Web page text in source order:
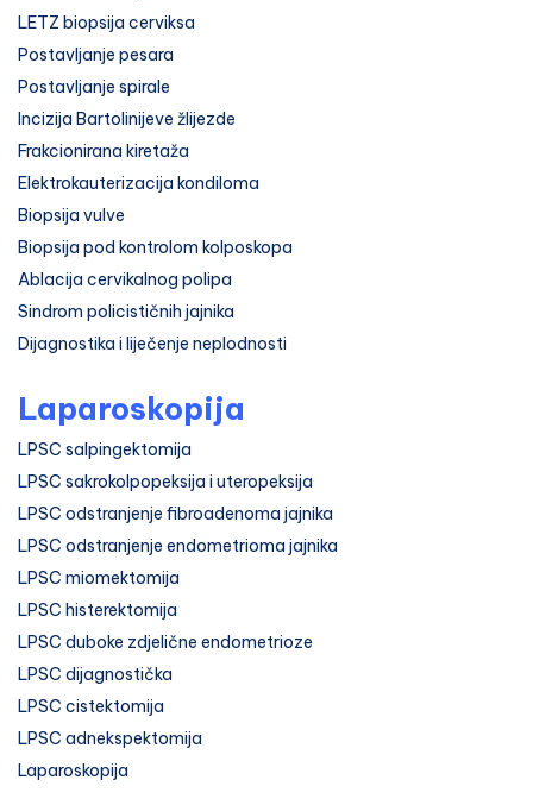
LETZ biopsija cerviksa
Postavljanje pesara
Postavljanje spirale
Incizija Bartolinijeve žlijezde
Frakcionirana kiretaža
Elektrokauterizacija kondiloma
Biopsija vulve
Biopsija pod kontrolom kolposkopa
Ablacija cervikalnog polipa
Sindrom policističnih jajnika
Dijagnostika i liječenje neplodnosti
Laparoskopija
LPSC salpingektomija
LPSC sakrokolpopeksija i uteropeksija
LPSC odstranjenje fibroadenoma jajnika
LPSC odstranjenje endometrioma jajnika
LPSC miomektomija
LPSC histerektomija
LPSC duboke zdjelične endometrioze
LPSC dijagnostička
LPSC cistektomija
LPSC adnekspektomija
Laparoskopija